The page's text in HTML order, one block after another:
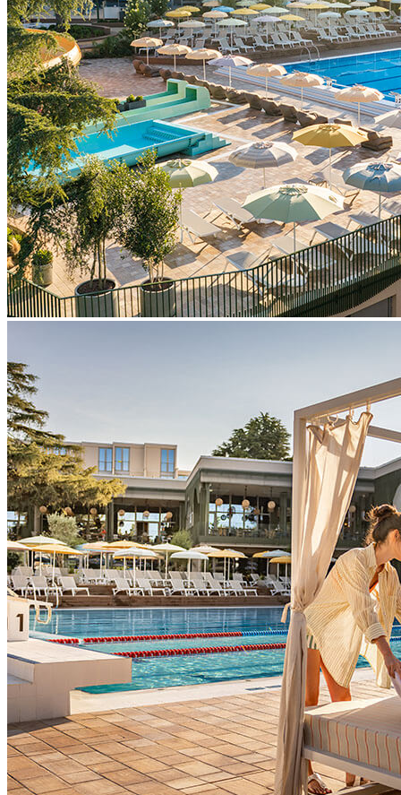
5 basenów o łącznej powierzchni lustra wody 1 378 m
głębokość basenów: 20–150 cm
leżaki i parasole plażowe
ręczniki plażowe (pierwszy ręcznik bezpłatnie; każda kolejna
wymiana płatna 2,00 €)
zjeżdżalnie rekreacyjne i ekstremalne
prysznice
blok sanitarny
strefa do opalania
zielona strefa do opalania, naturalny cień (zachowany
krajobraz)
dzielą Sunny Poreč by Valamar & Valamar Diamant Hotel